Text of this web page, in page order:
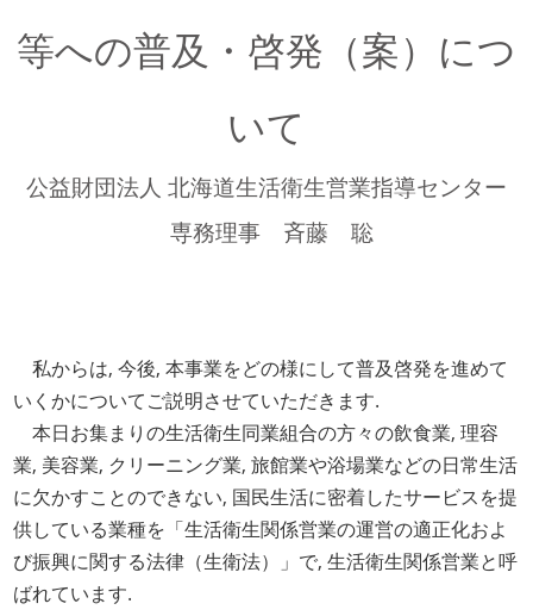
等への普及・啓発（案）につ
いて
公益財団法人 北海道生活衛生営業指導センター
専務理事 斉藤 聡
私からは, 今後, 本事業をどの様にして普及啓発を進めて
いくかについてご説明させていただきます.
本日お集まりの生活衛生同業組合の方々の飲食業, 理容
業, 美容業, クリーニング業, 旅館業や浴場業などの日常生活
に欠かすことのできない, 国民生活に密着したサービスを提
供している業種を「生活衛生関係営業の運営の適正化およ
び振興に関する法律（生衛法）」で, 生活衛生関係営業と呼
ばれています.